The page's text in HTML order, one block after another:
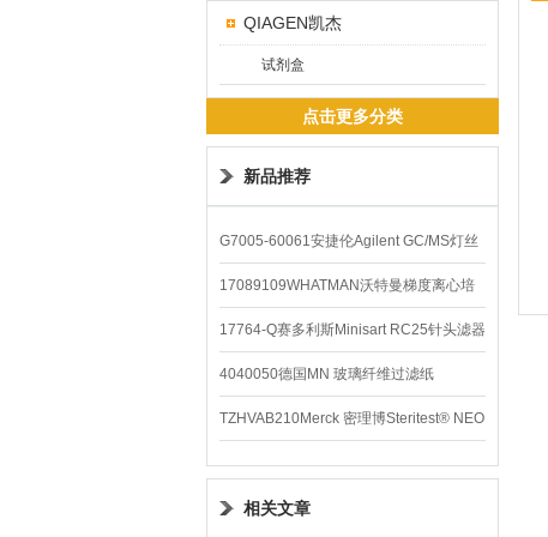
QIAGEN凯杰
试剂盒
点击更多分类
新品推荐
G7005-60061安捷伦Agilent GC/MS灯丝
配件
17089109WHATMAN沃特曼梯度离心培
养基
17764-Q赛多利斯Minisart RC25针头滤器
4040050德国MN 玻璃纤维过滤纸
TZHVAB210Merck 密理博Steritest® NEO
设备
相关文章